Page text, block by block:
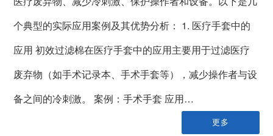
个典型的实际应用案例及其优势分析： 1. 医疗手套中的
应用 初效过滤棉在医疗手套中的应用主要用于过滤医疗
废弃物（如手术记录本、手术手套等），减少操作者与设
备之间的冷刺激。 案例：手术手套 应用…
更多